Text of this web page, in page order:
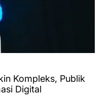
Kompleks, Publik
Digital